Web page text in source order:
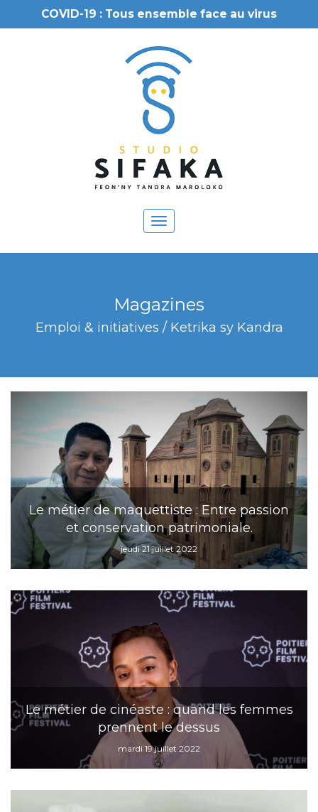
COVID-19 : Tous ensemble face au virus
Toggle
navigation
Magazines
Emploi & initiatives / Ketrika sy Kandra
Le métier de maquettiste : Entre passion
et conservation patrimoniale.
jeudi 21 juillet 2022
Le métier de cinéaste : quand les femmes
prennent le dessus
mardi 19 juillet 2022